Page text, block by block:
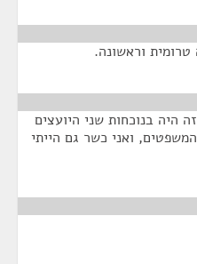
וראשונה.
היה בנוכחות שני היועצים
ואני כשר גם הייתי